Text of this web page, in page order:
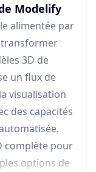
Modelify
alimentée par
transformer
3D de
un flux de
visualisation
des capacités
complète pour
options de